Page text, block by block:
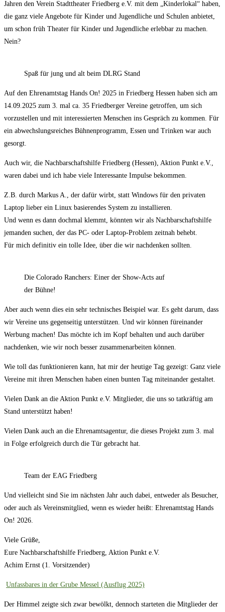
Jahren den Verein Stadttheater Friedberg e.V. mit dem „Kinderlokal“ haben,
die ganz viele Angebote für Kinder und Jugendliche und Schulen anbietet,
um schon früh Theater für Kinder und Jugendliche erlebbar zu machen.
Nein?
Spaß für jung und alt beim DLRG Stand
Auf den Ehrenamtstag Hands On! 2025 in Friedberg Hessen haben sich am
14.09.2025 zum 3. mal ca. 35 Friedberger Vereine getroffen, um sich
vorzustellen und mit interessierten Menschen ins Gespräch zu kommen. Für
ein abwechslungsreiches Bühnenprogramm, Essen und Trinken war auch
gesorgt.
Auch wir, die Nachbarschaftshilfe Friedberg (Hessen), Aktion Punkt e.V.,
waren dabei und ich habe viele Interessante Impulse bekommen.
Z.B. durch Markus A., der dafür wirbt, statt Windows für den privaten
Laptop lieber ein Linux basierendes System zu installieren.
Und wenn es dann dochmal klemmt, könnten wir als Nachbarschaftshilfe
jemanden suchen, der das PC- oder Laptop-Problem zeitnah behebt.
Für mich definitiv ein tolle Idee, über die wir nachdenken sollten.
Die Colorado Ranchers: Einer der Show-Acts auf
der Bühne!
Aber auch wenn dies ein sehr technisches Beispiel war. Es geht darum, dass
wir Vereine uns gegenseitig unterstützen. Und wir können füreinander
Werbung machen! Das möchte ich im Kopf behalten und auch darüber
nachdenken, wie wir noch besser zusammenarbeiten können.
Wie toll das funktionieren kann, hat mir der heutige Tag gezeigt: Ganz viele
Vereine mit ihren Menschen haben einen bunten Tag miteinander gestaltet.
Vielen Dank an die Aktion Punkt e.V. Mitglieder, die uns so tatkräftig am
Stand unterstützt haben!
Vielen Dank auch an die Ehrenamtsagentur, die dieses Projekt zum 3. mal
in Folge erfolgreich durch die Tür gebracht hat.
Team der EAG Friedberg
Und vielleicht sind Sie im nächsten Jahr auch dabei, entweder als Besucher,
oder auch als Vereinsmitglied, wenn es wieder heißt: Ehrenamtstag Hands
On! 2026.
Viele Grüße,
Eure Nachbarschaftshilfe Friedberg, Aktion Punkt e.V.
Achim Ernst (1. Vorsitzender)
Unfassbares in der Grube Messel (Ausflug 2025)
Der Himmel zeigte sich zwar bewölkt, dennoch starteten die Mitglieder der